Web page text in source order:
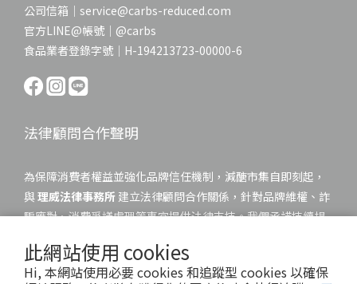
此網站使用 cookies
Hi, 本網站使用必要 cookies 和追蹤型 cookies 以確保
公司信箱｜service@carbs-reduced.com
官方LINE@帳號｜@carbs
食品業者登錄字號｜H-194213723-00000-6
法律顧問合作聲明
為保障消費者權益並強化品牌信任機制，減醣市集自即刻起，
與理威法律事務所 建立法律顧問合作關係，針對品牌維權、詐
騙應對、消費爭議處理等事宜提供法律支持。我們承諾持續捍
詐騙的不法行為。